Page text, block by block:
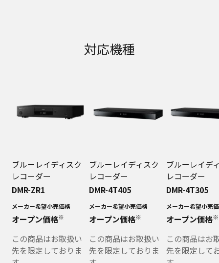
対応機種
ブルーレイディスク
レコーダー
DMR-ZR1
メーカー希望小売価格
オープン価格※
この商品はお取扱い
先を限定しておりま
ブルーレイディスク
レコーダー
DMR-4T405
メーカー希望小売価格
オープン価格※
この商品はお取扱い
先を限定しておりま
ブルーレイデ
レコーダー
DMR-4T305
メーカー希望小売
オープン価格※
この商品はお
先を限定して